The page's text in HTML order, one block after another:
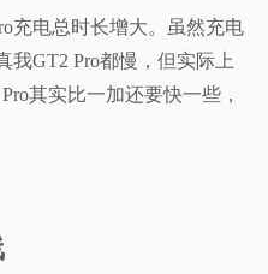
充电总时长增大。虽然充电
我GT2 Pro都慢，但实际上
其实比一加还要快一些，